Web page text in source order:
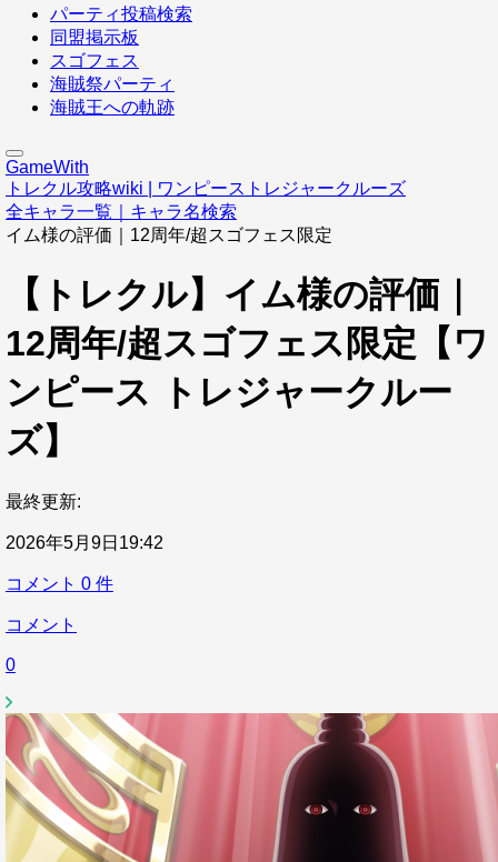
パーティ投稿検索
同盟掲示板
スゴフェス
海賊祭パーティ
海賊王への軌跡
GameWith
トレクル攻略wiki | ワンピーストレジャークルーズ
全キャラ一覧｜キャラ名検索
イム様の評価｜12周年/超スゴフェス限定
【トレクル】イム様の評価｜
12周年/超スゴフェス限定【ワ
ンピース トレジャークルー
ズ】
最終更新:
2026年5月9日19:42
コメント 0 件
コメント
0